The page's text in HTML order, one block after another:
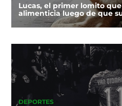
Lucas, el primer lomito
alimenticia luego de que
DEPORTES